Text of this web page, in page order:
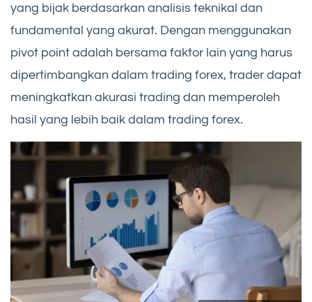
yang bijak berdasarkan analisis teknikal dan
fundamental yang akurat. Dengan menggunakan
pivot point adalah bersama faktor lain yang harus
dipertimbangkan dalam trading forex, trader dapat
meningkatkan akurasi trading dan memperoleh
hasil yang lebih baik dalam trading forex.